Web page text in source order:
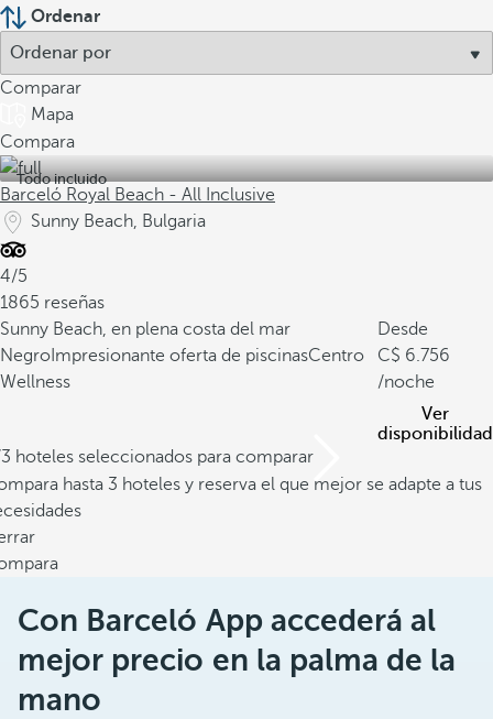
Ordenar
Comparar
Mapa
Compara
Todo incluido
Barceló Royal Beach - All Inclusive
Sunny Beach, Bulgaria
4/5
1865 reseñas
Sunny Beach, en plena costa del mar
Negro Impresionante oferta de piscinasCentro
Wellness
Desde
6.756
/noche
Ver
disponibilidad
hoteles seleccionados para comparar
hasta 3 hoteles y reserva el que mejor se adapte a tus
Con Barceló App accederá al
mejor precio en la palma de la
mano